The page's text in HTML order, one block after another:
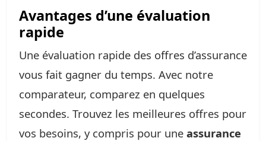
Avantages d’une évaluation
rapide
Une évaluation rapide des offres d’assurance
vous fait gagner du temps. Avec notre
comparateur, comparez en quelques
secondes. Trouvez les meilleures offres pour
vos besoins, y compris pour une assurance